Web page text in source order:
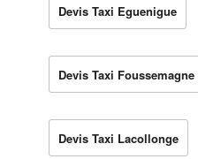
Devis Taxi Eguenigue
Devis Taxi Foussemagne
Devis Taxi Lacollonge